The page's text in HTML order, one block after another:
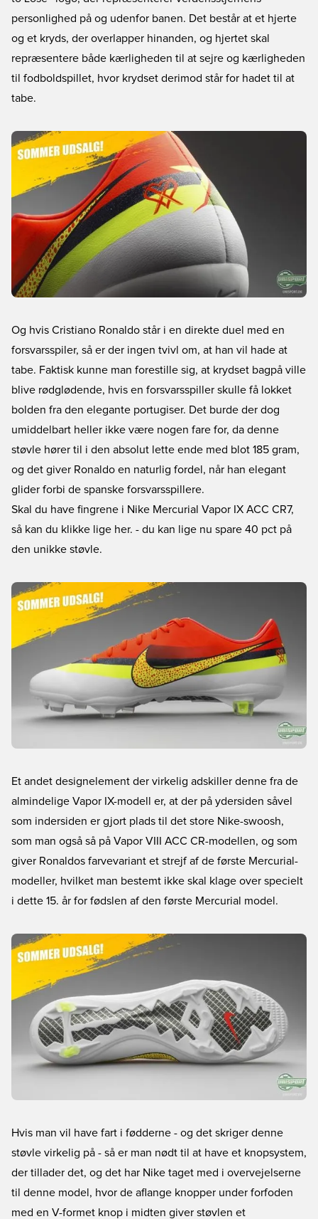
personlighed på og udenfor banen. Det består at et hjerte
og et kryds, der overlapper hinanden, og hjertet skal
repræsentere både kærligheden til at sejre og kærligheden
til fodboldspillet, hvor krydset derimod står for hadet til at
tabe.
Og hvis Cristiano Ronaldo står i en direkte duel med en
forsvarsspiler, så er der ingen tvivl om, at han vil hade at
tabe. Faktisk kunne man forestille sig, at krydset bagpå ville
blive rødglødende, hvis en forsvarsspiller skulle få lokket
bolden fra den elegante portugiser. Det burde der dog
umiddelbart heller ikke være nogen fare for, da denne
støvle hører til i den absolut lette ende med blot 185 gram,
og det giver Ronaldo en naturlig fordel, når han elegant
glider forbi de spanske forsvarsspillere.
Skal du have fingrene i Nike Mercurial Vapor IX ACC CR7,
så kan du klikke lige her. - du kan lige nu spare 40 pct på
den unikke støvle.
Et andet designelement der virkelig adskiller denne fra de
almindelige Vapor IX-modell er, at der på ydersiden såvel
som indersiden er gjort plads til det store Nike-swoosh,
som man også så på Vapor VIII ACC CR-modellen, og som
giver Ronaldos farvevariant et strejf af de første Mercurial-
modeller, hvilket man bestemt ikke skal klage over specielt
i dette 15. år for fødslen af den første Mercurial model.
Hvis man vil have fart i fødderne - og det skriger denne
støvle virkelig på - så er man nødt til at have et knopsystem,
der tillader det, og det har Nike taget med i overvejelserne
til denne model, hvor de aflange knopper under forfoden
med en V-formet knop i midten giver støvlen et